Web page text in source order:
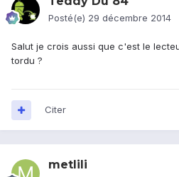
Posté(e) 29 décembre 2014
Salut je crois aussi que c'est le
tordu ?
Citer
metlili